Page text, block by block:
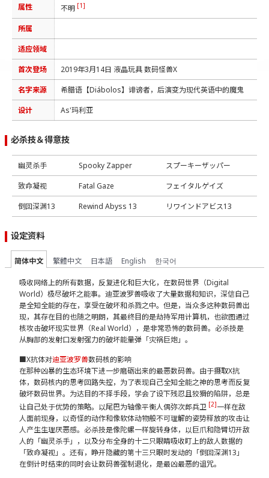
属性 不明 [1]
所属
适应领域
首次登场
2019年3月14日 液晶玩具 数码怪兽X
名字来源
希腊语【Diábolos】诽谤者，后演变为现代英语中的魔鬼
设计
As'玛利亚
必杀技＆得意技
幽灵杀手 Spooky Zapper
スプーキーザッパー
致命凝视
Fatal Gaze
フェイタルゲイズ
倒回深渊13
Rewind Abyss 13 リワインドアビス13
设定资料
简体中文 繁體中文 日本語 English 한국어
吸收网络上的所有数据，反复进化和巨大化，在数码世界（Digital
World）极尽破坏之能事。迪亚波罗兽吸收了大量数据和知识，深信自己
是全知全能的存在，享受在破坏和杀戮之中。但是，当众多这种数码兽出
现，其存在目的也随之明朗，其最终目的是劫持军用计算机，也欲图通过
核攻击破坏现实世界（Real World），是非常恐怖的数码兽。必杀技是
从胸部的发射口发射强力的破坏能量弹「灾祸巨炮」。
■X抗体对迪亚波罗兽数码核的影响
在那种凶暴的生态环境下进一步磨砺出来的最恶数码兽。由于摄取X抗
体，数码核内的思考回路失控，为了表现自己全知全能之神的思考而反复
破坏数码世界。为达目的不择手段，学会了设下残忍且狡猾的陷阱，总是
让自己处于优势的策略。以尾巴为轴像平衡人偶弥次郎兵卫 [2]一样在敌
人面前现身，以奇怪的动作和像软体动物般不可理解的姿势释放的攻击让
人产生生理厌恶感。必杀技是像陀螺一样旋转身体，以巨爪和隐臂切开敌
人的「幽灵杀手」，以及分布全身的十二只眼睛吸收盯上的敌人数据的
「致命凝视」。还有，睁开隐藏的第十三只眼时发动的「倒回深渊13」
在倒计时结束的同时会让数码兽强制退化，是最凶最恶的诅咒。